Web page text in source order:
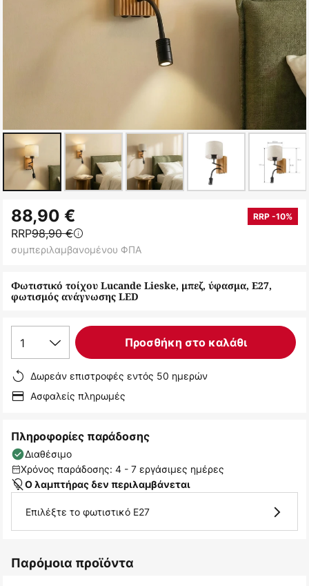
στην
αρχή
της
εικόνων
Φωτιστικό τοίχου Lucande Lieske, μπεζ, ύφασμα, E27,
φωτισμός ανάγνωσης LED
88,90 € RRP -10%
RRP98,90 €
συμπεριλαμβανομένου ΦΠΑ
1 Προσθήκη στο καλάθι
Δωρεάν επιστροφές εντός 50 ημερών
Ασφαλείς πληρωμές
Πληροφορίες παράδοσης
Διαθέσιμο
Χρόνος παράδοσης: 4 - 7 εργάσιμες ημέρες
Ο λαμπτήρας δεν περιλαμβάνεται
Επιλέξτε το φωτιστικό E27
Παρόμοια προϊόντα